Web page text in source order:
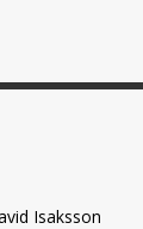
Isaksson